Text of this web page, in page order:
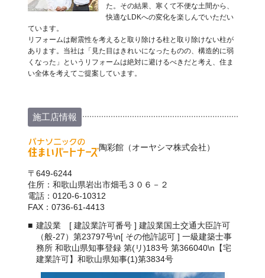
た。その結果、寒くて不便な土間から、
快適なLDKへの変化を楽しんでいただい
ています。
リフォームは耐震性を考えると取り除ける柱と取り除けない柱が
あります。当社は「見た目はきれいになったものの、構造的に弱
くなった」というリフォームは絶対に避けるべきだと考え、住ま
い全体を考えてご提案しています。
施工店情報
陶彩館（オーヤシマ株式会社）
〒649-6244
住所：和歌山県岩出市畑毛３０６－２
電話：0120-6-10312
FAX：0736-61-4413
建設業 [ 建設業許可番号 ] 建設業国土交通大臣許可
（般-27）第23797号\n[ その他許認可 ] 一級建築士事
務所 和歌山県知事登録 第(リ)183号 第366040\n【宅
建業許可】和歌山県知事(1)第3834号